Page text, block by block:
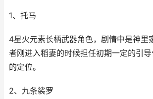
1、托马
4星火元素长柄武器角色，剧情中是神里
者刚进入稻妻的时候担任初期一定的引
的定位。
2、九条裟罗